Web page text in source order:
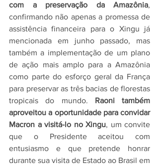
com a preservação da Amazônia,
confirmando não apenas a promessa de
assistência financeira para o Xingu já
mencionada em junho passado, mas
também a implementação de um plano
de ação mais amplo para a Amazônia
como parte do esforço geral da França
para preservar as três bacias de florestas
tropicais do mundo. Raoni também
aproveitou a oportunidade para convidar
Macron a visitá-lo no Xingu, um convite
que o Presidente aceitou com
entusiasmo e que pretende honrar
durante sua visita de Estado ao Brasil em